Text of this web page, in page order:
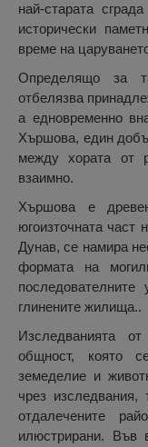
най-старата
исторически
време на
Определящо за
отбелязва
а едновременно
Хършова, един
между хората от
взаимно.
Хършова е
югоизточната част
Дунав, се намира
формата на
глинените жилища..
Изследванията
общност, която
земеделие и
чрез
отдалечените
илюстрирани. Във